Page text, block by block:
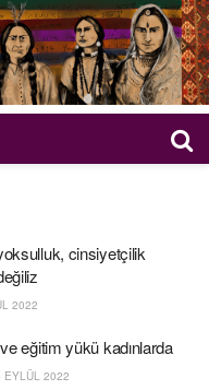
cinsiyetçilik
2022
eğitim yükü kadınlarda
EYLÜL 2022